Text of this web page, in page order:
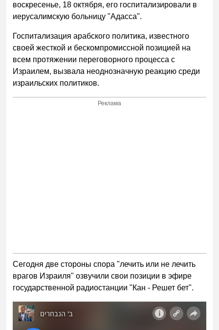
воскресенье, 18 октября, его госпитализировали в
иерусалимскую больницу "Адасса".
Госпитализация арабского политика, известного
своей жесткой и бескомпромиссной позицией на
всем протяжении переговорного процесса с
Израилем, вызвала неоднозначную реакцию среди
израильских политиков.
Реклама
Сегодня две стороны спора "лечить или не лечить
врагов Израиля" озвучили свои позиции в эфире
государственной радиостанции "Кан - Решет бет".